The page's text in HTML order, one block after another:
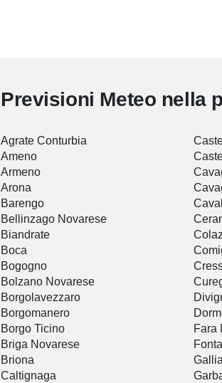
Previsioni Meteo nella
Agrate Conturbia
Ameno
Armeno
Arona
Barengo
Bellinzago Novarese
Biandrate
Boca
Bogogno
Bolzano Novarese
Borgolavezzaro
Borgomanero
Borgo Ticino
Briga Novarese
Briona
Caltignaga
Fara